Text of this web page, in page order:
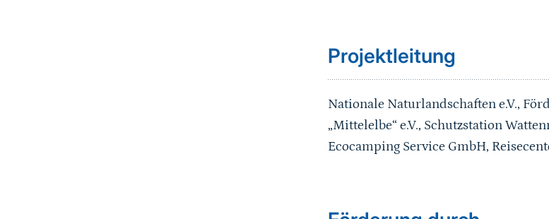
Projektleitung
Nationale Naturlandschaften e.V.,
„Mittelelbe“ e.V., Schutzstation
Ecocamping Service GmbH,